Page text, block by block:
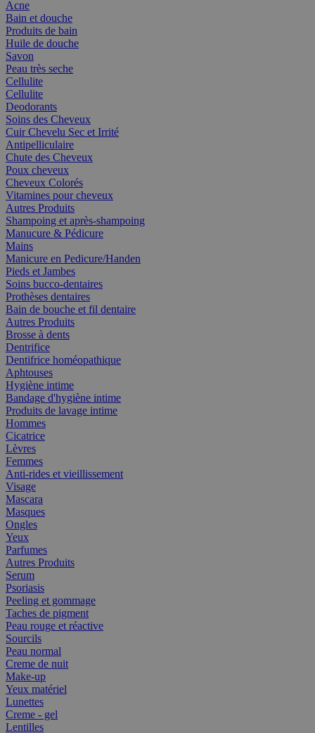
Acne
Bain et douche
Produits de bain
Huile de douche
Savon
Peau très seche
Cellulite
Cellulite
Deodorants
Soins des Cheveux
Cuir Chevelu Sec et Irrité
Antipelliculaire
Chute des Cheveux
Poux cheveux
Cheveux Colorés
Vitamines pour cheveux
Autres Produits
Shampoing et après-shampoing
Manucure & Pédicure
Mains
Manicure en Pedicure/Handen
Pieds et Jambes
Soins bucco-dentaires
Prothèses dentaires
Bain de bouche et fil dentaire
Autres Produits
Brosse à dents
Dentrifice
Dentifrice homéopathique
Aphtouses
Hygiène intime
Bandage d'hygiène intime
Produits de lavage intime
Hommes
Cicatrice
Lèvres
Femmes
Anti-rides et vieillissement
Visage
Mascara
Masques
Ongles
Yeux
Parfumes
Autres Produits
Serum
Psoriasis
Peeling et gommage
Taches de pigment
Peau rouge et réactive
Sourcils
Peau normal
Creme de nuit
Make-up
Yeux matériel
Lunettes
Creme - gel
Lentilles